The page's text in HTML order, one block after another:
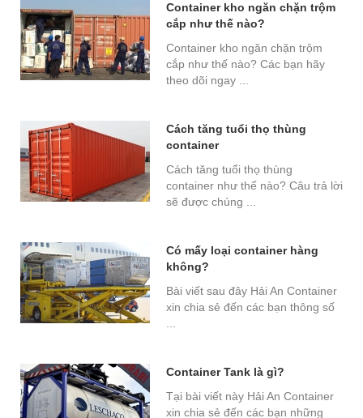
Container kho ngăn chặn trộm
cắp như thế nào?
Container kho ngăn chặn trộm
cắp như thế nào? Các bạn hãy
theo dõi ngay ...
Cách tăng tuổi thọ thùng
container
Cách tăng tuổi thọ thùng
container như thế nào? Câu trả lời
sẽ được chúng ...
Có mấy loại container hàng
không?
Bài viết sau đây Hải An Container
xin chia sẻ đến các bạn thông số
...
Container Tank là gì?
Tại bài viết này Hải An Container
xin chia sẻ đến các bạn những